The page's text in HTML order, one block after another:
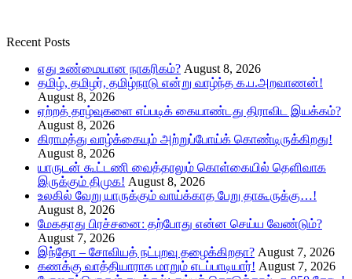
Recent Posts
எது உண்மையான நாகரிகம்? August 8, 2026
தமிழ், தமிழர், தமிழ்நாடு என்று வாழ்ந்த க.ப.அறவாணன்!
August 8, 2026
ஏற்றத் தாழ்வுகளை எப்படிக் கையாண்டது திராவிட இயக்கம்?
August 8, 2026
கிராமத்து வாழ்க்கையும் அற்றுப்போய்க் கொண்டிருக்கிறது!
August 8, 2026
யாருடன் கூட்டணி வைத்தாலும் கொள்கையில் தெளிவாக
இருக்கும் திமுக! August 8, 2026
உலகில் வேறு யாருக்கும் வாய்க்காத பேறு தாகூருக்கு…!
August 8, 2026
மேகதாது பிரச்சனை: தற்போது என்ன செய்ய வேண்டும்?
August 7, 2026
இந்தோ – சோவியத் நட்புறவு தழைக்கிறதா? August 7, 2026
கணக்கு வாத்தியாராக மாறும் எடப்பாடியார்! August 7, 2026